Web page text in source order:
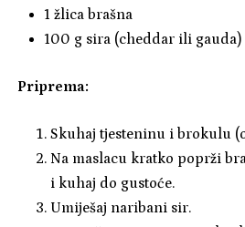
1 žlica brašna
100 g sira (cheddar ili gauda)
Priprema:
Skuhaj tjesteninu i brokulu
Na maslacu kratko poprži
i kuhaj do gustoće.
Umiješaj naribani sir.